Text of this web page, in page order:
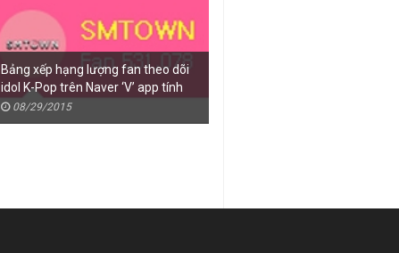
Bảng xếp hạng lượng fan theo dõi
idol K-Pop trên Naver ‘V’ app tính
đến tháng 8/2015
08/29/2015